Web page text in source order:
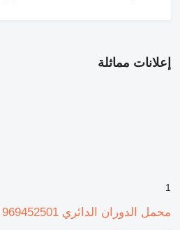
إعلانات مماثلة
1
محمل الدوران الدائري Liebherr R984C 969452501 لـ حفارة